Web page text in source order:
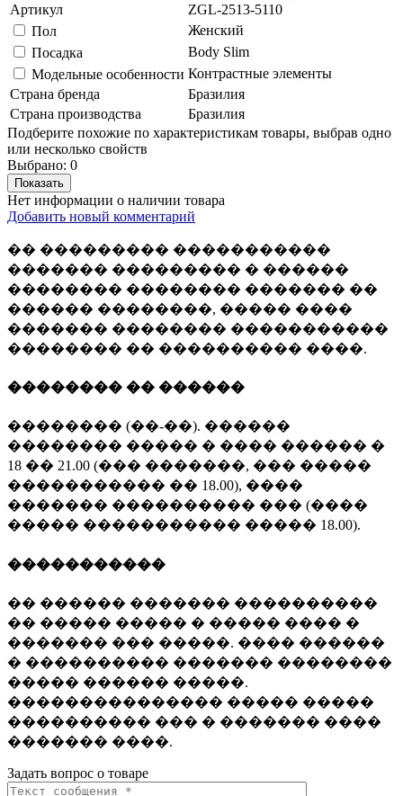
Артикул
ZGL-2513-5110
Пол
Женский
Посадка
Body Slim
Модельные особенности Контрастные элементы
Страна бренда
Бразилия
Страна производства
Бразилия
Подберите похожие по характеристикам товары, выбрав одно
или несколько свойств
Выбрано: 0
Показать
Нет информации о наличии товара
Добавить новый комментарий
�� ��������� �����������
������� ��������� � ������
�������� �������� ������� ��
������ ��������, ����� ����
������� �������� �����������
�������� �� ���������� ����.
�������� �� ������
�������� (��-��). ������
�������� ����� � ���� ������ �
18 �� 21.00 (��� �������, ��� �����
����������� �� 18.00), ����
������� ���������� ��� (����
����� ����������� ����� 18.00).
�����������
�� ������ ������� ����������
�� ����� ����� � ����� ���� �
������� ��� �����. ���� ������
� ���������� ������� ��������
����� ������ �����.
��������������� ����� �����
���������� ��� � ������� ����
������� ����.
Задать вопрос о товаре